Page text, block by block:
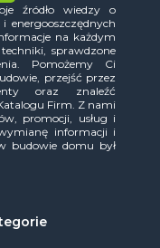
źródło wiedzy o
energooszczędnych
na każdym
sprawdzone
Pomożemy Ci
przejść przez
oraz znaleźć
Firm. Z nami
promocji, usług i
informacji i
budowie domu był